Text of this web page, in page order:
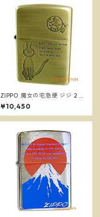
ZIPPO 魔女の宅急便 ジジ 2 ス
タジオジブリ ジッポー オイル
ライター NZ-48
¥10,450